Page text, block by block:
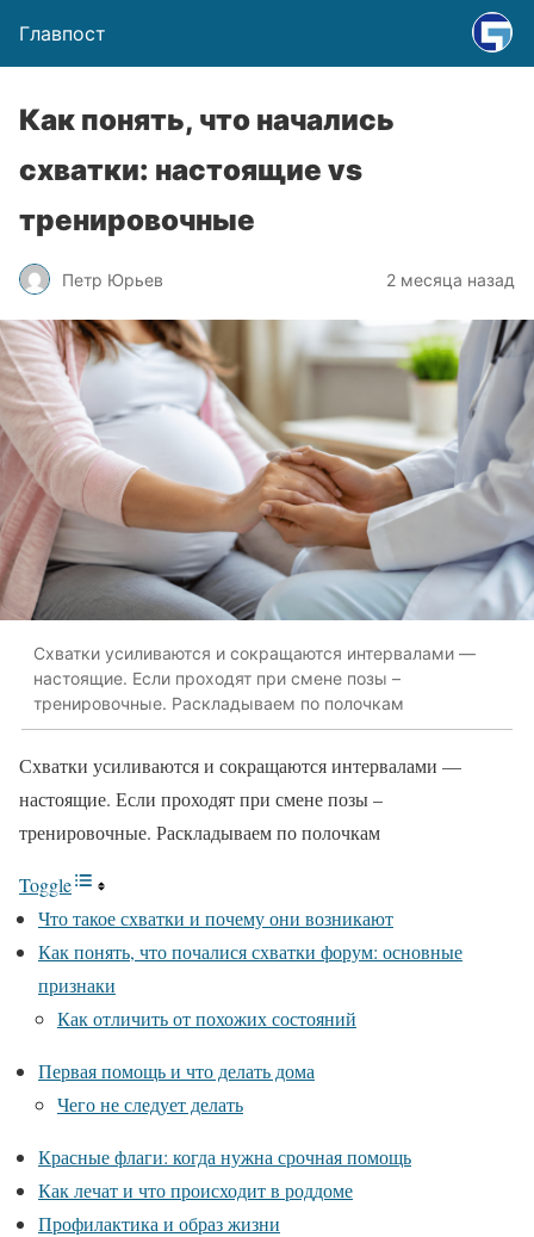
Главпост
Как понять, что начались
схватки: настоящие vs
тренировочные
Петр Юрьев 2 месяца назад
Схватки усиливаются и сокращаются интервалами —
настоящие. Если проходят при смене позы –
тренировочные. Раскладываем по полочкам
Схватки усиливаются и сокращаются интервалами —
настоящие. Если проходят при смене позы –
тренировочные. Раскладываем по полочкам
Toggle
Что такое схватки и почему они возникают
Как понять, что почалися схватки форум: основные
признаки
Как отличить от похожих состояний
Первая помощь и что делать дома
Чего не следует делать
Красные флаги: когда нужна срочная помощь
Как лечат и что происходит в роддоме
Профилактика и образ жизни